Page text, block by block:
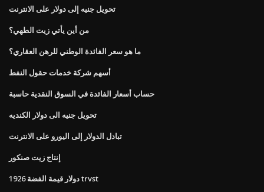
تحويل جنيه إلى دولار على الانترنت
من أين يأتي زيت الطهي؟
ما هو سعر الفائدة الوطني للرهن العقاري؟
أسهم شركة خدمات حقول النفط
حساب أسعار الفائدة في السوق النقدية حاسبة
تحويل جنيه الى دولار الكنديه
تبادل الدولار إلى اليورو على الانترنت
إنتاج زيت صنكور
1926 دولار قيمة الفضة trvst